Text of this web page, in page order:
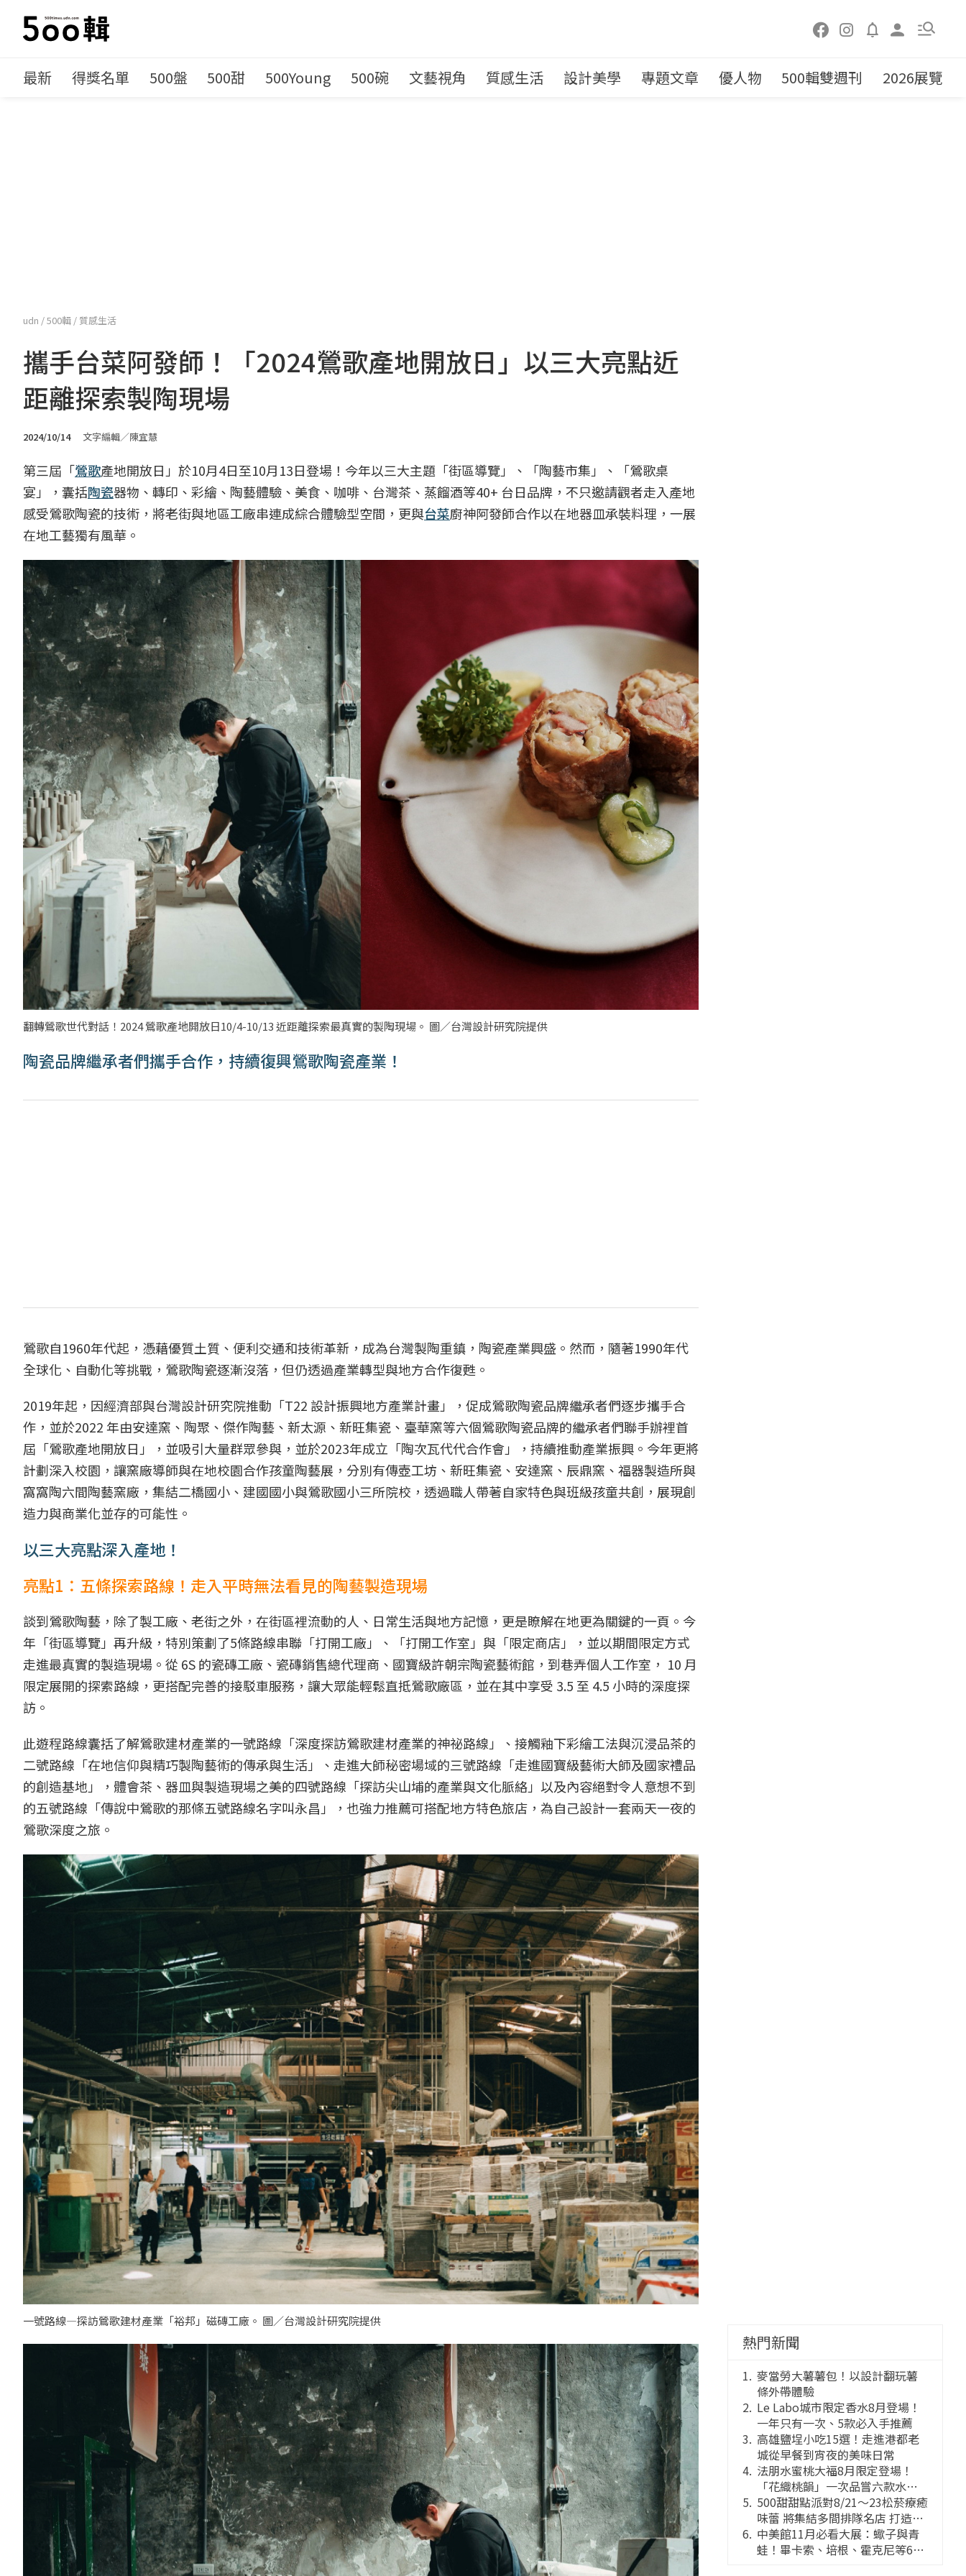
最新 得獎名單 500盤 500甜 500Young 500碗 文藝視角 質感生活 設計美學 專題文章 優人物 500輯雙週刊 2026展覽
udn /500輯 / 質感生活
攜手台菜阿發師！「2024鶯歌產地開放日」以三大亮點近
距離探索製陶現場
2024/10/14 文字編輯／陳宜慧
第三屆「鶯歌產地開放日」於10月4日至10月13日登場！今年以三大主題「街區導覽」、「陶藝市集」、「鶯歌桌
宴」，囊括陶瓷器物、轉印、彩繪、陶藝體驗、美食、咖啡、台灣茶、蒸餾酒等40+ 台日品牌，不只邀請觀者走入產地
感受鶯歌陶瓷的技術，將老街與地區工廠串連成綜合體驗型空間，更與台菜廚神阿發師合作以在地器皿承裝料理，一展
在地工藝獨有風華。
翻轉鶯歌世代對話！2024 鶯歌產地開放日10/4-10/13 近距離探索最真實的製陶現場。 圖／台灣設計研究院提供
陶瓷品牌繼承者們攜手合作，持續復興鶯歌陶瓷產業！
鶯歌自1960年代起，憑藉優質土質、便利交通和技術革新，成為台灣製陶重鎮，陶瓷產業興盛。然而，隨著1990年代
全球化、自動化等挑戰，鶯歌陶瓷逐漸沒落，但仍透過產業轉型與地方合作復甦。
2019年起，因經濟部與台灣設計研究院推動「T22 設計振興地方產業計畫」，促成鶯歌陶瓷品牌繼承者們逐步攜手合
作，並於2022 年由安達窯、陶聚、傑作陶藝、新太源、新旺集瓷、臺華窯等六個鶯歌陶瓷品牌的繼承者們聯手辦裡首
屆「鶯歌產地開放日」，並吸引大量群眾參與，並於2023年成立「陶次瓦代代合作會」，持續推動產業振興。今年更將
計劃深入校園，讓窯廠導師與在地校園合作孩童陶藝展，分別有傳壺工坊、新旺集瓷、安達窯、辰鼎窯、福器製造所與
窩窩陶六間陶藝窯廠，集結二橋國小、建國國小與鶯歌國小三所院校，透過職人帶著自家特色與班級孩童共創，展現創
造力與商業化並存的可能性。
以三大亮點深入產地！
亮點1：五條探索路線！走入平時無法看見的陶藝製造現場
談到鶯歌陶藝，除了製工廠、老街之外，在街區裡流動的人、日常生活與地方記憶，更是瞭解在地更為關鍵的一頁。今
年「街區導覽」再升級，特別策劃了5條路線串聯「打開工廠」、「打開工作室」與「限定商店」，並以期間限定方式
走進最真實的製造現場。從 6S 的瓷磚工廠、瓷磚銷售總代理商、國寶級許朝宗陶瓷藝術館，到巷弄個人工作室， 10 月
限定展開的探索路線，更搭配完善的接駁車服務，讓大眾能輕鬆直抵鶯歌廠區，並在其中享受 3.5 至 4.5 小時的深度探
訪。
此遊程路線囊括了解鶯歌建材產業的一號路線「深度探訪鶯歌建材產業的神祕路線」、接觸釉下彩繪工法與沉浸品茶的
二號路線「在地信仰與精巧製陶藝術的傳承與生活」、走進大師秘密場域的三號路線「走進國寶級藝術大師及國家禮品
的創造基地」，體會茶、器皿與製造現場之美的四號路線「探訪尖山埔的產業與文化脈絡」以及內容絕對令人意想不到
的五號路線「傳說中鶯歌的那條五號路線名字叫永昌」，也強力推薦可搭配地方特色旅店，為自己設計一套兩天一夜的
鶯歌深度之旅。
一號路線—探訪鶯歌建材產業「裕邦」磁磚工廠。 圖／台灣設計研究院提供
熱門新聞
麥當勞大薯薯包！以設計翻玩薯
條外帶體驗
Le Labo城市限定香水8月登場！
一年只有一次、5款必入手推薦
高雄鹽埕小吃15選！走進港都老
城從早餐到宵夜的美味日常
法朋水蜜桃大福8月限定登場！
「花織桃韻」一次品嘗六款水蜜
桃花果大福
500甜甜點派對8/21～23松菸療癒
味蕾 將集結多間排隊名店 打造靈
感創意的舞台
中美館11月必看大展：蠍子與青
蛙！畢卡索、培根、霍克尼等66